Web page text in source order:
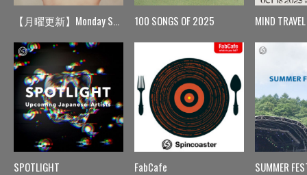
【月曜更新】Monday Spin
SPOTLIGHT
100 SONGS OF 2025
FabCafe
MIND TRAVEL
SUMMER